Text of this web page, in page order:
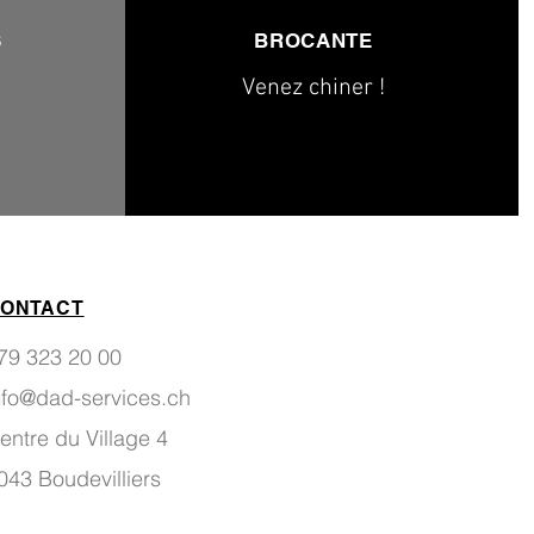
323 20 00
services.ch
du Village 4
Boudevilliers
BROCANTE
Venez chiner !